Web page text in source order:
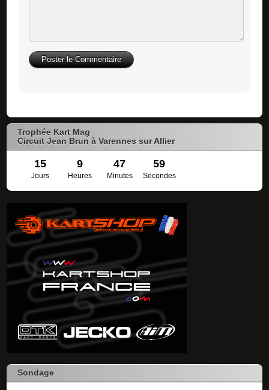
Trophée Kart Mag
Circuit Jean Brun à Varennes sur Allier
15 9 47 59
Jours Heures Minutes Secondes
Sondage